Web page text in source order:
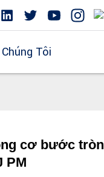
Tôi
cơ bước tròn
PM